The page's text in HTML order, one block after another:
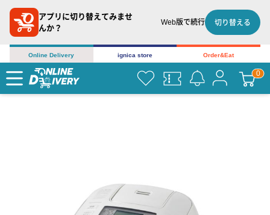
アプリに切り替えてみませ
んか？
Web版で続行 切り替える
Online Delivery ignica store Order&Eat